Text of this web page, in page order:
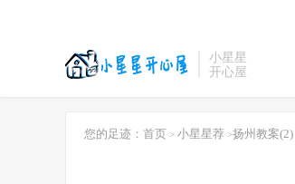
小星星
开心屋
您的足迹： 首页 > 小星星荐 >扬州教案(2)